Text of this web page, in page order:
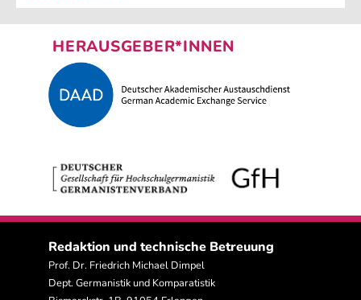
HERAUSGEBER*INNEN
Redaktion und technische Betreuung
Prof. Dr. Friedrich Michael Dimpel
Dept. Germanistik und Komparatistik